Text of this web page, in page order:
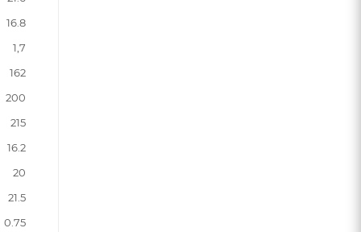
16.8
1,7
162
200
215
16.2
20
21.5
0.75